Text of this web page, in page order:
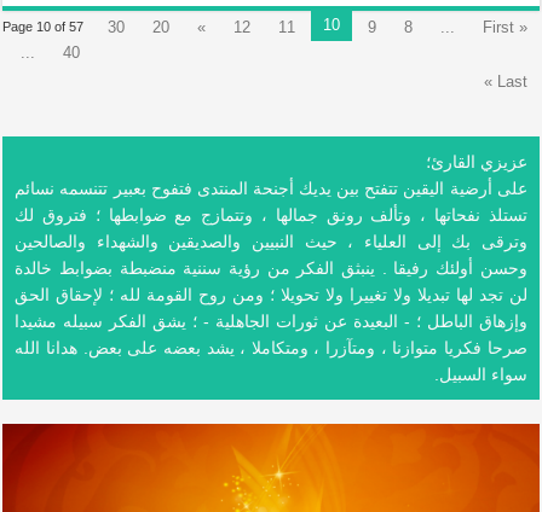
Page 10 of 57 « First
...
8
9
10
11
12
»
20
30
40
...
Last »
عزيزي القارئ؛
على أرضية اليقين تتفتح بين يديك أجنحة المنتدى فتفوح بعبير تتنسمه نسائم
تستلذ نفحاتها ، وتألف رونق جمالها ، وتتمازج مع ضوابطها ؛ فتروق لك
وترقى بك إلى العلياء ، حيث النبيين والصديقين والشهداء والصالحين
وحسن أولئك رفيقا . ينبثق الفكر من رؤية سننية منضبطة بضوابط خالدة
لن تجد لها تبديلا ولا تغييرا ولا تحويلا ؛ ومن روح القومة لله ؛ لإحقاق الحق
وإزهاق الباطل ؛ - البعيدة عن ثورات الجاهلية - ؛ يشق الفكر سبيله مشيدا
صرحا فكريا متوازنا ، ومتآزرا ، ومتكاملا ، يشد بعضه على بعض. هدانا الله
سواء السبيل.